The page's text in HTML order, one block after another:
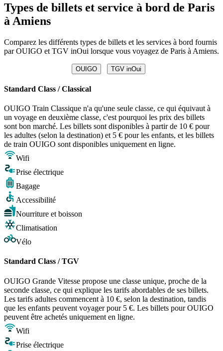
Types de billets et service à bord de Paris
à Amiens
Comparez les différents types de billets et les services à bord fournis
par OUIGO et TGV inOui lorsque vous voyagez de Paris à Amiens.
OUIGO TGV inOui
Standard Class / Classical
OUIGO Train Classique n'a qu'une seule classe, ce qui équivaut à
un voyage en deuxième classe, c'est pourquoi les prix des billets
sont bon marché. Les billets sont disponibles à partir de 10 € pour
les adultes (selon la destination) et 5 € pour les enfants, et les billets
de train OUIGO sont disponibles uniquement en ligne.
Wifi
Prise électrique
Bagage
Accessibilité
Nourriture et boisson
Climatisation
Vélo
Standard Class / TGV
OUIGO Grande Vitesse propose une classe unique, proche de la
seconde classe, ce qui explique les tarifs abordables de ses billets.
Les tarifs adultes commencent à 10 €, selon la destination, tandis
que les enfants peuvent voyager pour 5 €. Les billets pour OUIGO
peuvent être achetés uniquement en ligne.
Wifi
Prise électrique